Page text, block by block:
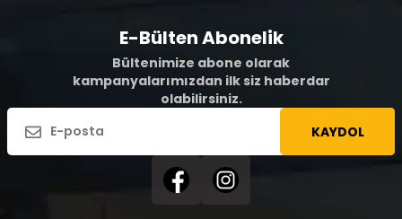
E-Bülten Abonelik
Bültenimize abone olarak
kampanyalarımızdan ilk siz haberdar
olabilirsiniz.
KAYDOL